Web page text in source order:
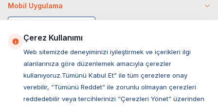
Mobil Uygulama
Çerez Kullanımı
Web sitemizde deneyiminizi iyileştirmek ve içerikleri ilgi
alanlarınıza göre düzenlemek amacıyla çerezler
kullanıyoruz.Tümünü Kabul Et” ile tüm çerezlere onay
verebilir, “Tümünü Reddet” ile zorunlu olmayan çerezleri
reddedebilir veya tercihlerinizi “Çerezleri Yönet” üzerinden